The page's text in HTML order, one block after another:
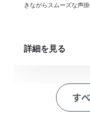
続いて、オペ
最後に、オペ
※「トリガー」：
ペレーション」：
きながらスムーズな声
詳細を見る
す